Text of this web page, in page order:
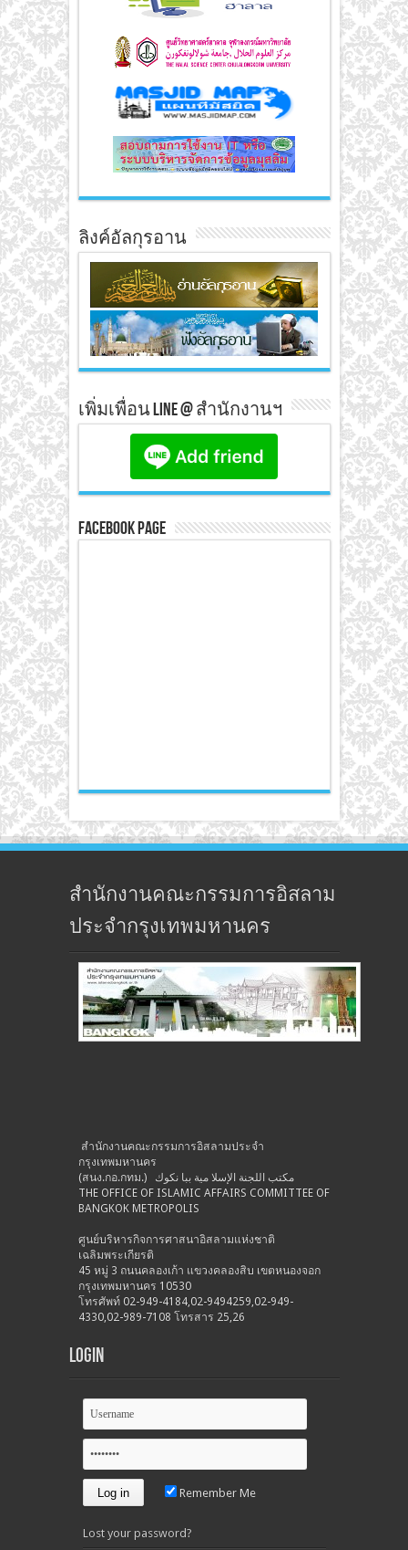
ลิงค์อัลกุรอาน
เพิ่มเพื่อน line @ สำนักงานฯ
Facebook Page
สำนักงานคณะกรรมการอิสลาม
ประจำกรุงเทพมหานคร
สำนักงานคณะกรรมการอิสลามประจำ
กรุงเทพมหานคร
(สนง.กอ.กทม.) مكتب اللجنة الإسلا مية ببا نكوك
THE OFFICE OF ISLAMIC AFFAIRS COMMITTEE OF
BANGKOK METROPOLIS
ศูนย์บริหารกิจการศาสนาอิสลามแห่งชาติ
เฉลิมพระเกียรติ
45 หมู่ 3 ถนนคลองเก้า แขวงคลองสิบ เขตหนองจอก
กรุงเทพมหานคร 10530
โทรศัพท์ 02-949-4184,02-9494259,02-949-
4330,02-989-7108 โทรสาร 25,26
Login
Remember Me
Lost your password?